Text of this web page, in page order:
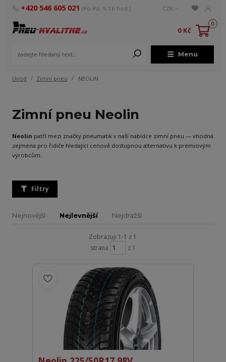
Menu
CZK
+420 546 605 021 (Po-Pá, 9-16 hod.)
0
0 Kč
Úvod Zimní pneu NEOLIN
Zimní pneu Neolin
Neolin patří mezi značky pneumatik v naší nabídce zimní pneu — vhodná
zejména pro řidiče hledající cenově dostupnou alternativu k prémiovým
výrobcům.
Filtry
Nejnovější Nejlevnější Nejdražší
Zobrazuji 1-1 z 1
strana
z 1